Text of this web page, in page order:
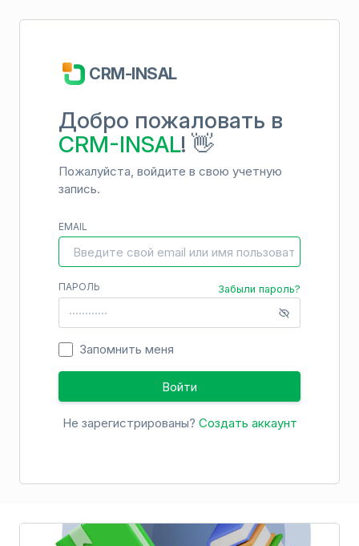
CRM-INSAL
Добро пожаловать в
CRM-INSAL! 👋
Пожалуйста, войдите в свою учетную
запись.
EMAIL
ПАРОЛЬ Забыли пароль?
Запомнить меня
Войти
Не зарегистрированы? Создать аккаунт